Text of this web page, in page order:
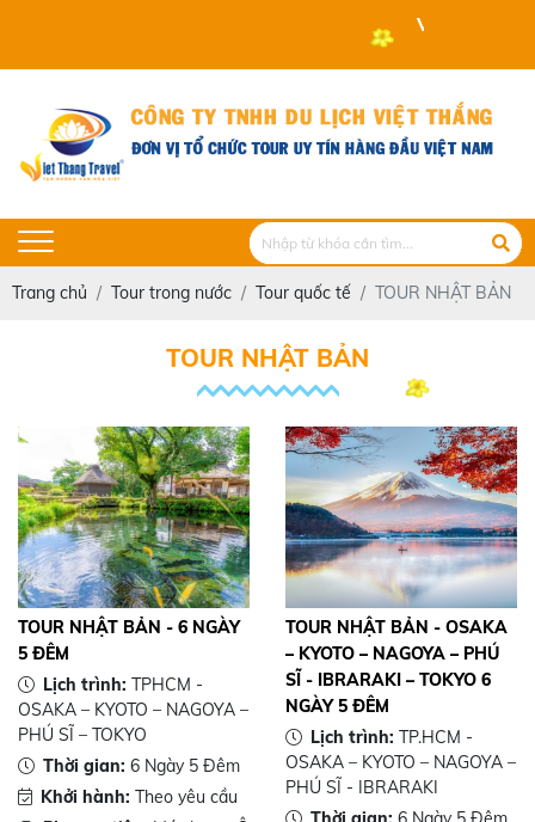
VIET THANG
Trang chủ Tour trong nước Tour quốc tế TOUR NHẬT BẢN
TOUR NHẬT BẢN
TOUR NHẬT BẢN - 6 NGÀY
5 ĐÊM
Lịch trình: TPHCM -
OSAKA – KYOTO – NAGOYA –
PHÚ SĨ – TOKYO
Thời gian: 6 Ngày 5 Đêm
Khởi hành: Theo yêu cầu
TOUR NHẬT BẢN - OSAKA
– KYOTO – NAGOYA – PHÚ
SĨ - IBRARAKI – TOKYO 6
NGÀY 5 ĐÊM
Lịch trình: TP.HCM -
OSAKA – KYOTO – NAGOYA –
PHÚ SĨ - IBRARAKI